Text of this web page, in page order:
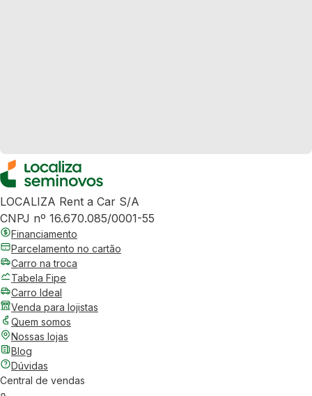
LOCALIZA Rent a Car S/A
CNPJ nº 16.670.085/0001-55
Financiamento
Parcelamento no cartão
Carro na troca
Tabela Fipe
Carro Ideal
Venda para lojistas
Quem somos
Nossas lojas
Blog
Dúvidas
Central de vendas